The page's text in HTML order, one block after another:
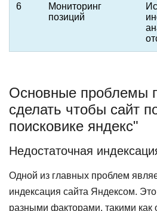
6
Мониторинг
позиций
Основные проблемы
сделать чтобы сайт
поисковике яндекс"
Недостаточная
Одной из главных проблем
индексация сайта Яндексом.
разными факторами, такими как